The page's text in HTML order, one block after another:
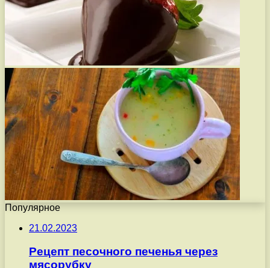
Популярное
21.02.2023
Рецепт песочного печенья через
мясорубку